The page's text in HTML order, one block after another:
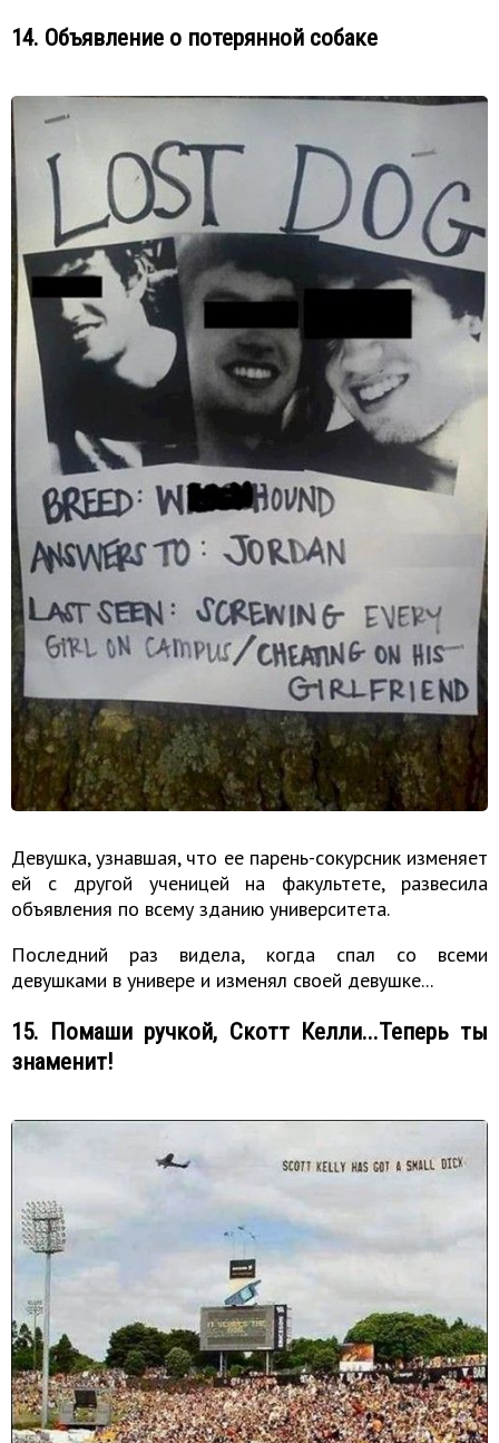
14. Объявление о потерянной собаке
Девушка, узнавшая, что ее парень-сокурсник изменяет
ей с другой ученицей на факультете, развесила
объявления по всему зданию университета.
Последний раз видела, когда спал со всеми
девушками в универе и изменял своей девушке...
15. Помаши ручкой, Скотт Келли...Теперь ты
знаменит!